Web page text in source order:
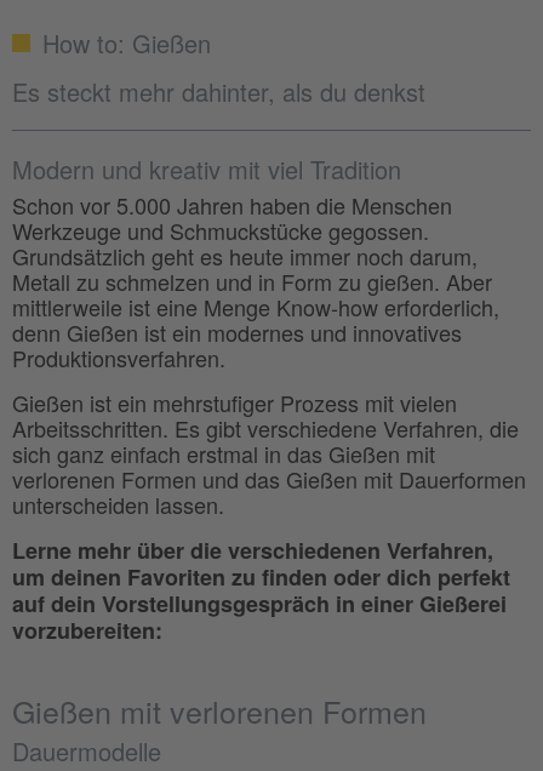
How to: Gießen
Es steckt mehr dahinter, als du denkst
Modern und kreativ mit viel Tradition
Schon vor 5.000 Jahren haben die Menschen
Werkzeuge und Schmuckstücke gegossen.
Grundsätzlich geht es heute immer noch darum,
Metall zu schmelzen und in Form zu gießen. Aber
mittlerweile ist eine Menge Know-how erforderlich,
denn Gießen ist ein modernes und innovatives
Produktionsverfahren.
Gießen ist ein mehrstufiger Prozess mit vielen
Arbeitsschritten. Es gibt verschiedene Verfahren, die
sich ganz einfach erstmal in das Gießen mit
verlorenen Formen und das Gießen mit Dauerformen
unterscheiden lassen.
Lerne mehr über die verschiedenen Verfahren,
um deinen Favoriten zu finden oder dich perfekt
auf dein Vorstellungsgespräch in einer Gießerei
vorzubereiten:
Gießen mit verlorenen Formen
Dauermodelle